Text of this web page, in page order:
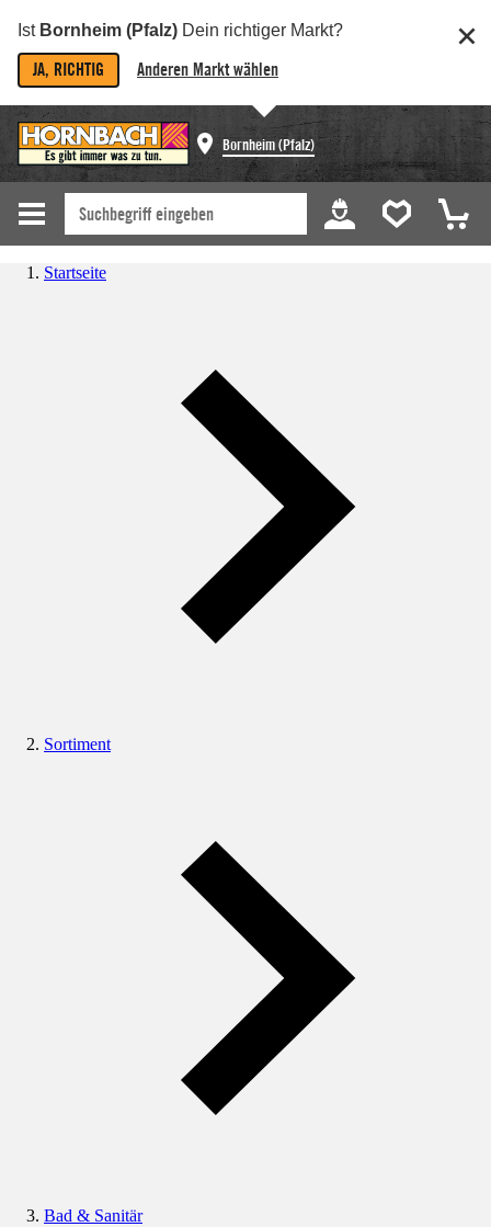
Ist Bornheim (Pfalz) Dein richtiger Markt?
JA, RICHTIG Anderen Markt wählen
Bornheim (Pfalz)
Startseite
Sortiment
Bad & Sanitär